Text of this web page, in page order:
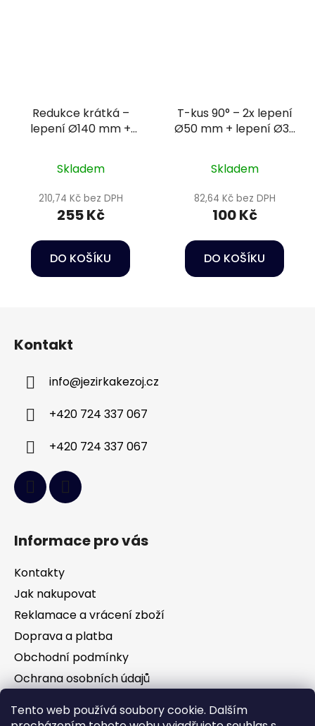
Tento web používá soubory cookie. Dalším
Redukce krátká –
lepení Ø140 mm +
Skladem
210,74 Kč bez DPH
255 Kč
DO KOŠÍKU
T-kus 90° – 2x lepení
Ø50 mm + lepení Ø32
Skladem
82,64 Kč bez DPH
100 Kč
DO KOŠÍKU
Kontakt
info@jezirkakezoj.cz
+420 724 337 067
+420 724 337 067
Informace pro vás
Kontakty
Jak nakupovat
Reklamace a vrácení zboží
Doprava a platba
Obchodní podmínky
Ochrana osobních údajů